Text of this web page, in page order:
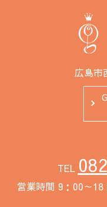
広島市
TEL
営業時間 9：00～